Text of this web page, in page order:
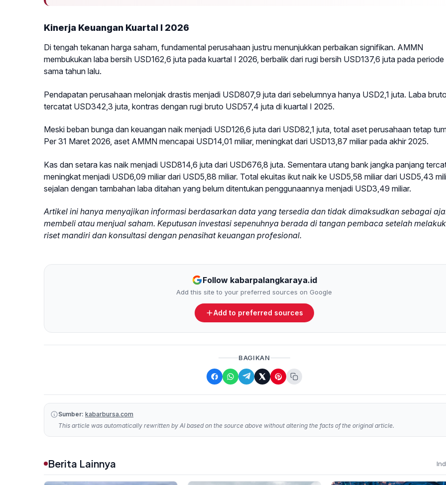
Kinerja Keuangan Kuartal I 2026
Di tengah tekanan harga saham, fundamental perusahaan justru menunjukkan perbaikan signifikan. AMMN
membukukan laba bersih USD162,6 juta pada kuartal I 2026, berbalik dari rugi bersih USD137,6 juta pada
sama tahun lalu.
Pendapatan perusahaan melonjak drastis menjadi USD807,9 juta dari sebelumnya hanya USD2,1 juta. Laba
tercatat USD342,3 juta, kontras dengan rugi bruto USD57,4 juta di kuartal I 2025.
Meski beban bunga dan keuangan naik menjadi USD126,6 juta dari USD82,1 juta, total aset perusahaan tetap
Per 31 Maret 2026, aset AMMN mencapai USD14,01 miliar, meningkat dari USD13,87 miliar pada akhir 2025.
Kas dan setara kas naik menjadi USD814,6 juta dari USD676,8 juta. Sementara utang bank jangka panjang
meningkat menjadi USD6,09 miliar dari USD5,88 miliar. Total ekuitas ikut naik ke USD5,58 miliar dari USD5,43
sejalan dengan tambahan laba ditahan yang belum ditentukan penggunaannya menjadi USD3,49 miliar.
Artikel ini hanya menyajikan informasi berdasarkan data yang tersedia dan tidak dimaksudkan sebagai
membeli atau menjual saham. Keputusan investasi sepenuhnya berada di tangan pembaca setelah
riset mandiri dan konsultasi dengan penasihat keuangan profesional.
Follow kabarpalangkaraya.id
Add this site to your preferred sources on Google
Add to preferred sources
BAGIKAN
Sumber: kabarbursa.com
This article was automatically rewritten by AI based on the source above without altering the facts of the original article.
Berita Lainnya